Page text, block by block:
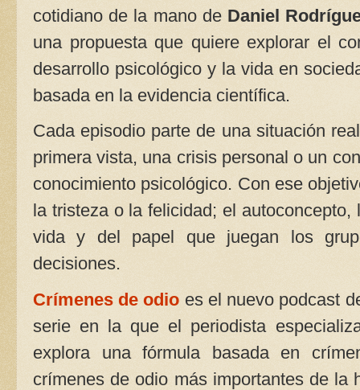
cotidiano de la mano de Daniel
una propuesta que quiere explorar el
desarrollo psicológico y la vida en
basada en la evidencia científica.
Cada episodio parte de una situación
primera vista, una crisis personal o un
conocimiento psicológico. Con ese
la tristeza o la felicidad; el
vida y del papel que juegan los
decisiones.
Crímenes de odio es el nuevo podcast
serie en la que el periodista
explora una fórmula basada en
crímenes de odio más importantes de la